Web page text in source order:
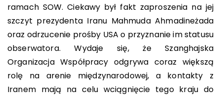
ramach SOW. Ciekawy był fakt zaproszenia na jej
szczyt prezydenta Iranu Mahmuda Ahmadineżada
oraz odrzucenie prośby USA o przyznanie im statusu
obserwatora. Wydaje się, że Szanghajska
Organizacja Współpracy odgrywa coraz większą
rolę na arenie międzynarodowej, a kontakty z
Iranem mają na celu wciągnięcie tego kraju do